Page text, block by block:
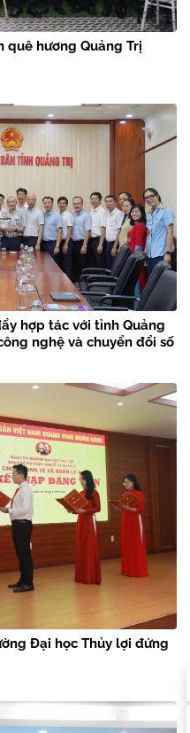
quê hương Quảng Trị
hợp tác với tỉnh Quảng
nghệ và chuyển đổi số
Đại học Thủy lợi đứng